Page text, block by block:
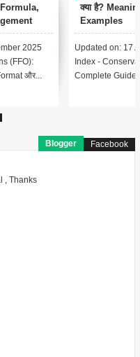
क्या है? – पूरी जानकारी हिंदी
on: 17 August 2025 📚
– Automated Clearing
(ACH) क्या है? Lesson 1:...
Blogger Facebook
, Thanks